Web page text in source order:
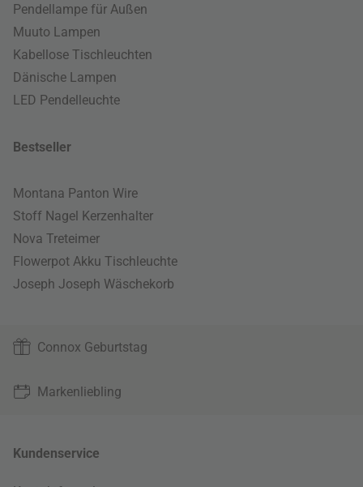
Pendellampe für Außen
Muuto Lampen
Kabellose Tischleuchten
Dänische Lampen
LED Pendelleuchte
Bestseller
Montana Panton Wire
Stoff Nagel Kerzenhalter
Nova Treteimer
Flowerpot Akku Tischleuchte
Joseph Joseph Wäschekorb
Connox Geburtstag
Markenliebling
Kundenservice